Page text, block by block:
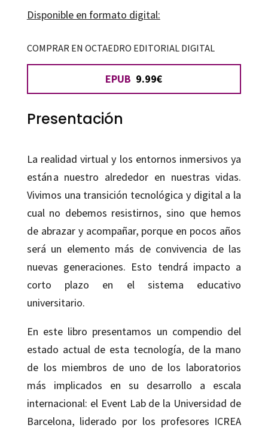
inmersivos
educación
superior
Disponible en formato digital:
COMPRAR EN OCTAEDRO EDITORIAL DIGITAL
EPUB 9.99€
Presentación
La realidad virtual y los entornos inmersivos ya
están a nuestro alrededor en nuestras vidas.
Vivimos una transición tecnológica y digital a la
cual no debemos resistirnos, sino que hemos
de abrazar y acompañar, porque en pocos años
será un elemento más de convivencia de las
nuevas generaciones. Esto tendrá impacto a
corto plazo en el sistema educativo
universitario.
En este libro presentamos un compendio del
estado actual de esta tecnología, de la mano
de los miembros de uno de los laboratorios
más implicados en su desarrollo a escala
internacional: el Event Lab de la Universidad de
Barcelona, liderado por los profesores ICREA